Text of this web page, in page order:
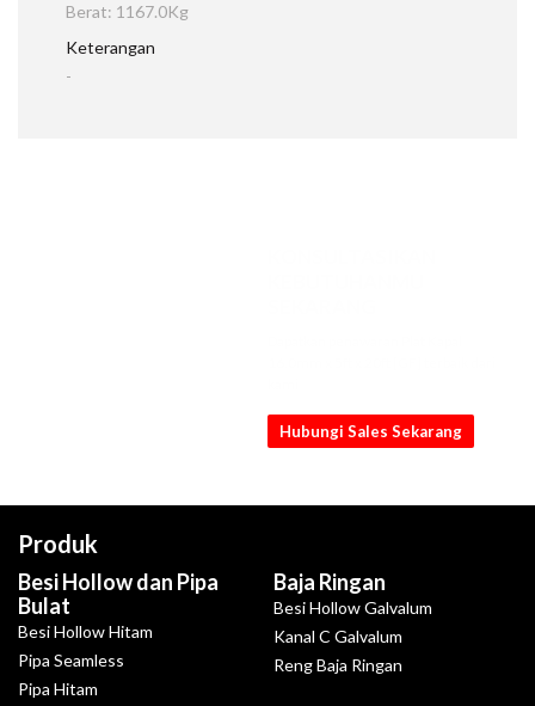
Berat: 1167.0Kg
Keterangan
-
Hubungi Sales Sekarang
Produk
Besi Hollow dan Pipa
Bulat
Besi Hollow Hitam
Pipa Seamless
Pipa Hitam
Baja Ringan
Besi Hollow Galvalum
Kanal C Galvalum
Reng Baja Ringan